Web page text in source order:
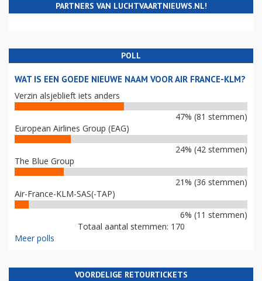
PARTNERS VAN LUCHTVAARTNIEUWS.NL!
POLL
WAT IS EEN GOEDE NIEUWE NAAM VOOR AIR FRANCE-KLM?
Verzin alsjeblieft iets anders
47% (81 stemmen)
European Airlines Group (EAG)
24% (42 stemmen)
The Blue Group
21% (36 stemmen)
Air-France-KLM-SAS(-TAP)
6% (11 stemmen)
Totaal aantal stemmen: 170
Meer polls
VOORDELIGE RETOURTICKETS